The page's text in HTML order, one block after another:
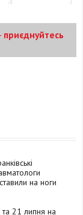
приєднуйтесь
на ноги
21 липня на